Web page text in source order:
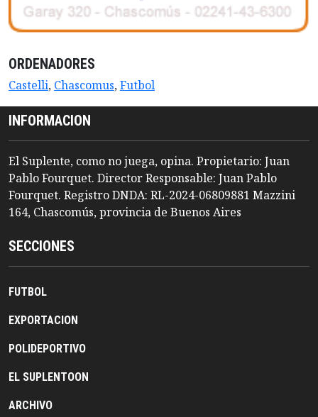
ORDENADORES
Castelli, Chascomus,Futbol
INFORMACION
El Suplente, como no juega, opina. Propietario: Juan
Pablo Fourquet. Director Responsable: Juan Pablo
Fourquet. Registro DNDA: RL-2024-06809881 Mazzini
164, Chascomús, provincia de Buenos Aires
SECCIONES
FUTBOL
EXPORTACION
POLIDEPORTIVO
EL SUPLENTOON
ARCHIVO